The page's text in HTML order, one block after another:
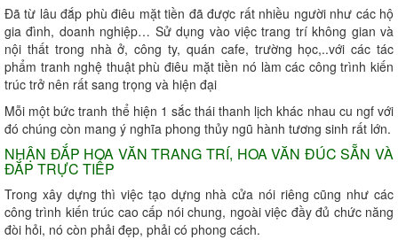
Đã từ lâu đắp phù điêu mặt tiền đã được rất nhiều người như các hộ
gia đình, doanh nghiệp… Sử dụng vào việc trang trí không gian và
nội thất trong nhà ở, công ty, quán cafe, trường học,..với các tác
phẩm tranh nghệ thuật phù điêu mặt tiền nó làm các công trình kiến
trúc trở nên rất sang trọng và hiện đại
Mỗi một bức tranh thể hiện 1 sắc thái thanh lịch khác nhau cu ngf với
đó chúng còn mang ý nghĩa phong thủy ngũ hành tương sinh rất lớn.
NHẬN ĐẮP HOA VĂN TRANG TRÍ, HOA VĂN ĐÚC SẴN VÀ
ĐẮP TRỰC TIẾP
Trong xây dựng thì việc tạo dựng nhà cửa nói riêng cũng như các
công trình kiến trúc cao cấp nói chung, ngoài việc đầy đủ chức năng
đòi hỏi, nó còn phải đẹp, phải có phong cách.